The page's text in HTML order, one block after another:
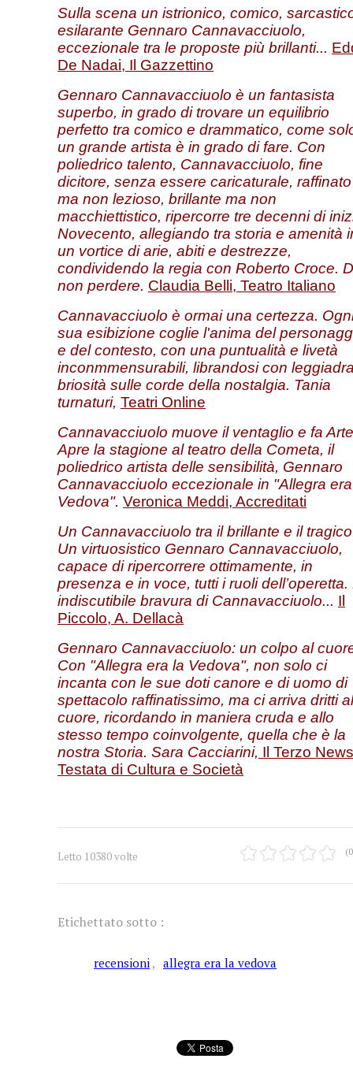
Sulla scena un istrionico, comico,
esilarante Gennaro Cannavacciuolo,
eccezionale tra le proposte più brillanti...
De Nadai, Il Gazzettino
Gennaro Cannavacciuolo è un fantasista
superbo, in grado di trovare un equilibrio
perfetto tra comico e drammatico, come
un grande artista è in grado di fare. Con
poliedrico talento, Cannavacciuolo, fine
dicitore, senza essere caricaturale, raffinato
ma non lezioso, brillante ma non
macchiettistico, ripercorre tre decenni di
Novecento, allegiando tra storia e amenità
un vortice di arie, abiti e destrezze,
condividendo la regia con Roberto Croce.
non perdere. Claudia Belli, Teatro Italiano
Cannavacciuolo è ormai una certezza.
sua esibizione coglie l'anima del
e del contesto, con una puntualità e livetà
inconmmensurabili, librandosi con
briosità sulle corde della nostalgia. Tania
turnaturi, Teatri Online
Cannavacciuolo muove il ventaglio e fa
Apre la stagione al teatro della Cometa, il
poliedrico artista delle sensibilità, Gennaro
Cannavacciuolo eccezionale in "Allegra
Vedova". Veronica Meddi, Accreditati
Un Cannavacciuolo tra il brillante e il
Un virtuosistico Gennaro Cannavacciuolo,
capace di ripercorrere ottimamente, in
presenza e in voce, tutti i ruoli dell’operetta.
indiscutibile bravura di Cannavacciuolo... Il
Piccolo, A. Dellacà
Gennaro Cannavacciuolo: un colpo al
Con "Allegra era la Vedova", non solo ci
incanta con le sue doti canore e di uomo di
spettacolo raffinatissimo, ma ci arriva dritti al
cuore, ricordando in maniera cruda e allo
stesso tempo coinvolgente, quella che è la
nostra Storia. Sara Cacciarini, Il Terzo
Testata di Cultura e Società
Letto 10380 volte
Etichettato sotto :
recensioni allegra era la vedova